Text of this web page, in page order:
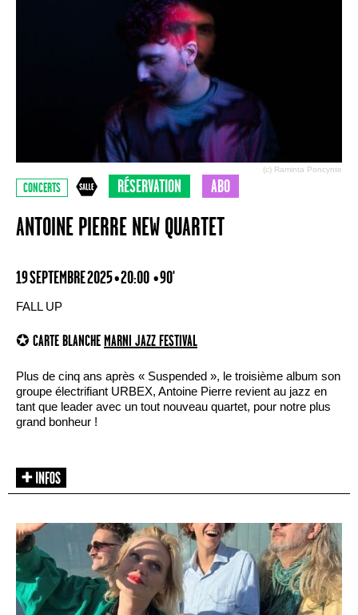
(c) Raminta Poncynte
CONCERTS RÉSERVATION ABO
ANTOINE PIERRE NEW QUARTET
19 SEPTEMBRE 2025 • 20:00 • 90'
FALL UP
✪ CARTE BLANCHE MARNI JAZZ FESTIVAL
Plus de cinq ans après « Suspended », le troisième album son
groupe électrifiant URBEX, Antoine Pierre revient au jazz en
tant que leader avec un tout nouveau quartet, pour notre plus
grand bonheur !